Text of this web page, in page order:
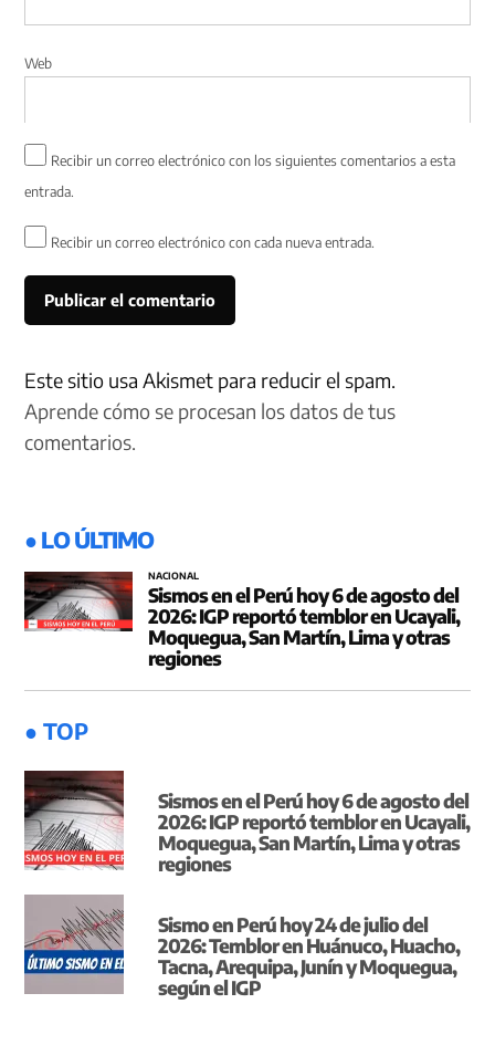
Web
Recibir un correo electrónico con los siguientes comentarios a esta
entrada.
Recibir un correo electrónico con cada nueva entrada.
Este sitio usa Akismet para reducir el spam.
Aprende cómo se procesan los datos de tus
comentarios.
● LO ÚLTIMO
NACIONAL
Sismos en el Perú hoy 6 de agosto del
2026: IGP reportó temblor en Ucayali,
Moquegua, San Martín, Lima y otras
regiones
● TOP
Sismos en el Perú hoy 6 de agosto del
2026: IGP reportó temblor en Ucayali,
Moquegua, San Martín, Lima y otras
regiones
Sismo en Perú hoy 24 de julio del
2026: Temblor en Huánuco, Huacho,
Tacna, Arequipa, Junín y Moquegua,
según el IGP